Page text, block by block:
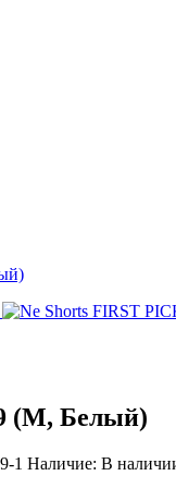
(M, Белый)
1 Наличие: В